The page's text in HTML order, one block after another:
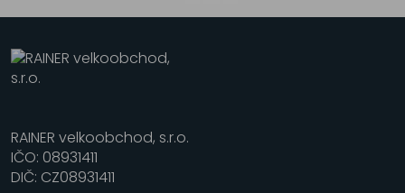
RAINER velkoobchod, s.r.o.
IČO: 08931411
DIČ: CZ08931411